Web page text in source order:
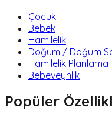
Çocuk
Bebek
Hamilelik
Doğum / Doğum
Hamilelik Planlama
Bebeveynlik
Popüler